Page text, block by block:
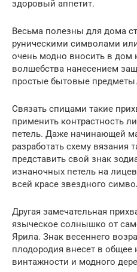
здоровый аппетит.
Весьма полезны для дома
руническими символами
очень модно вносить в дом
волшебства нанесением
простые бытовые предметы.
Связать спицами такие
применить контрастность
петель. Даже начинающей
разработать схему вязания
представить свой знак
изнаночных петель на
всей красе звездного
Другая замечательная
языческое солнышко от
Ярила. Знак весеннего
плодородия внесет в общее
винтажности и модного